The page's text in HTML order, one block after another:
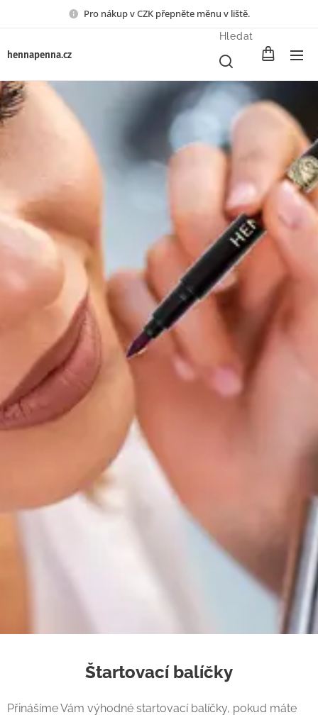
Pro nákup v CZK přepněte měnu v liště.
hennapenna.cz
Hledat
Štartovací balíčky
Přinášíme Vám výhodné startovací balíčky, pokud máte